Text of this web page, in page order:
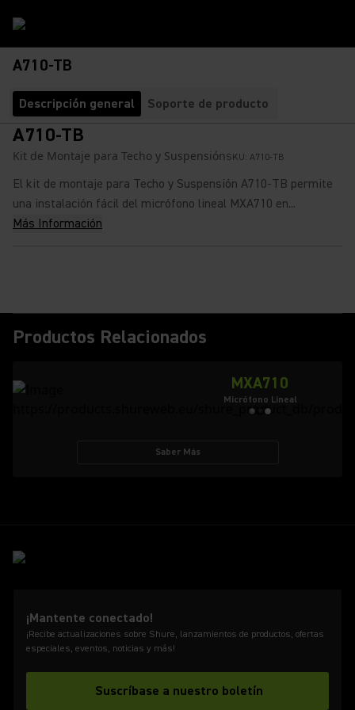
A710-TB
Descripción general Soporte de producto
A710-TB
Kit de Montaje para Techo y Suspensión SKU: A710-TB
El kit de montaje para Techo y Suspensión A710-TB permite
una instalación fácil del micrófono lineal MXA710 en...
Más Información
Productos Relacionados
MXA710
Micrófono Lineal
Saber Más
¡Mantente conectado!
¡Recibe actualizaciones sobre Shure, lanzamientos de productos, ofertas
especiales, eventos, noticias y más!
Suscríbase a nuestro boletín